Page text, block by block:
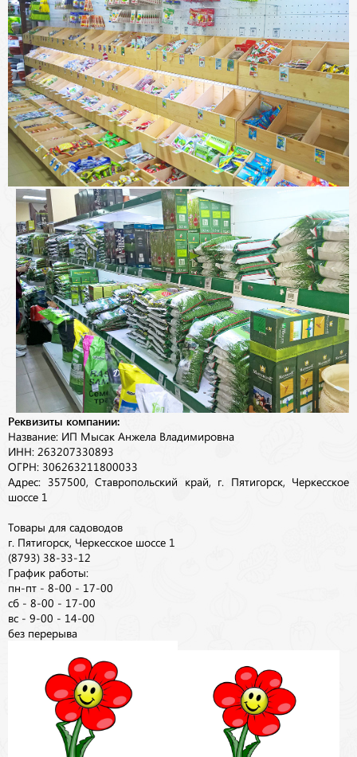
Реквизиты компании:
Название: ИП Мысак Анжела Владимировна
ИНН: 263207330893
ОГРН: 306263211800033
Адрес: 357500, Ставропольский край, г. Пятигорск, Черкесское
шоссе 1
Товары для садоводов
г. Пятигорск, Черкесское шоссе 1
(8793) 38-33-12
График работы:
пн-пт - 8-00 - 17-00
сб - 8-00 - 17-00
вс - 9-00 - 14-00
без перерыва